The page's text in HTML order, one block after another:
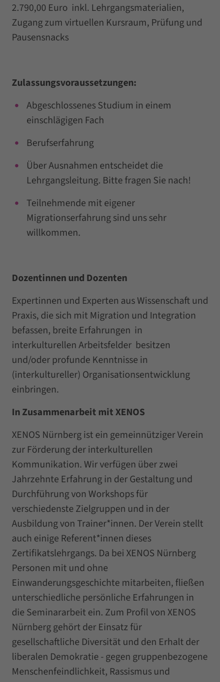
2.790,00 Euro inkl. Lehrgangsmaterialien,
Zugang zum virtuellen Kursraum, Prüfung und
Pausensnacks
Zulassungsvoraussetzungen:
Abgeschlossenes Studium in einem
einschlägigen Fach
Berufserfahrung
Über Ausnahmen entscheidet die
Lehrgangsleitung. Bitte fragen Sie nach!
Teilnehmende mit eigener
Migrationserfahrung sind uns sehr
willkommen.
Dozentinnen und Dozenten
Expertinnen und Experten aus Wissenschaft und
Praxis, die sich mit Migration und Integration
befassen, breite Erfahrungen in
interkulturellen Arbeitsfelder besitzen
und/oder profunde Kenntnisse in
(interkultureller) Organisationsentwicklung
einbringen.
In Zusammenarbeit mit XENOS
XENOS Nürnberg ist ein gemeinnütziger Verein
zur Förderung der interkulturellen
Kommunikation. Wir verfügen über zwei
Jahrzehnte Erfahrung in der Gestaltung und
Durchführung von Workshops für
verschiedenste Zielgruppen und in der
Ausbildung von Trainer*innen. Der Verein stellt
auch einige Referent*innen dieses
Zertifikatslehrgangs. Da bei XENOS Nürnberg
Personen mit und ohne
Einwanderungsgeschichte mitarbeiten, fließen
unterschiedliche persönliche Erfahrungen in
die Seminararbeit ein. Zum Profil von XENOS
Nürnberg gehört der Einsatz für
gesellschaftliche Diversität und den Erhalt der
liberalen Demokratie - gegen gruppenbezogene
Menschenfeindlichkeit, Rassismus und